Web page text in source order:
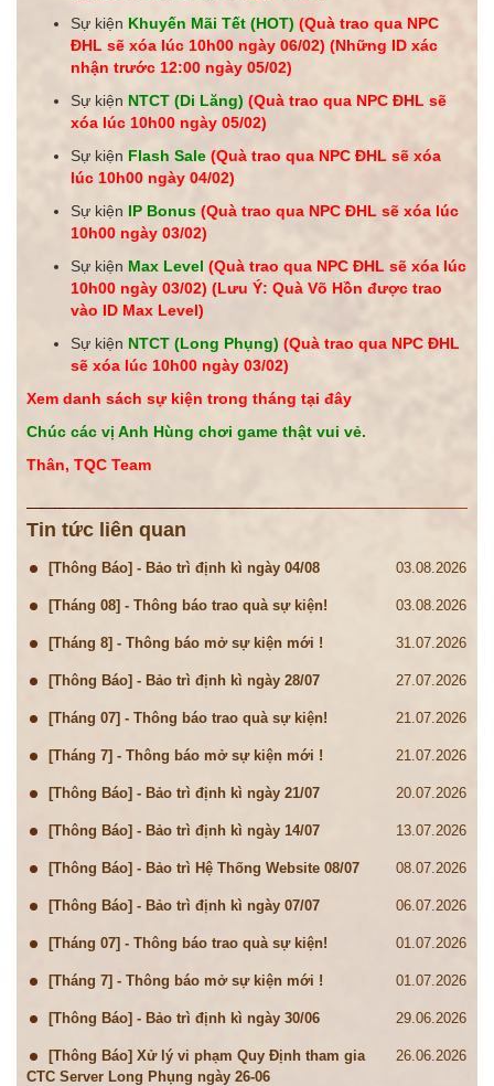
Sự kiện Khuyến Mãi Tết (HOT)(Quà trao qua NPC
ĐHL sẽ xóa lúc 10h00 ngày 06/02) (Những ID xác
nhận trước 12:00 ngày 05/02)
Sự kiện NTCT (Di Lăng)(Quà trao qua NPC ĐHL sẽ
xóa lúc 10h00 ngày 05/02)
Sự kiện Flash Sale(Quà trao qua NPC ĐHL sẽ xóa
lúc 10h00 ngày04/02)
Sự kiện IP Bonus(Quà trao qua NPC ĐHL sẽ xóa lúc
10h00 ngày03/02)
Sự kiện Max Level(Quà trao qua NPC ĐHL sẽ xóa lúc
10h00 ngày03/02) (Lưu Ý: Quà Võ Hồn được trao
vào ID Max Level)
Sự kiện NTCT (Long Phụng)(Quà trao qua NPC ĐHL
sẽ xóa lúc 10h00 ngày 03/02)
Xem danh sách sự kiện trong tháng tại đây
Chúc các vị Anh Hùng chơi game thật vui vẻ.
Thân, TQC Team
Tin tức liên quan
[Thông Báo] - Bảo trì định kì ngày 04/08 03.08.2026
[Tháng 08] - Thông báo trao quà sự kiện! 03.08.2026
[Tháng 8] - Thông báo mở sự kiện mới ! 31.07.2026
[Thông Báo] - Bảo trì định kì ngày 28/07 27.07.2026
[Tháng 07] - Thông báo trao quà sự kiện! 21.07.2026
[Tháng 7] - Thông báo mở sự kiện mới ! 21.07.2026
[Thông Báo] - Bảo trì định kì ngày 21/07 20.07.2026
[Thông Báo] - Bảo trì định kì ngày 14/07 13.07.2026
[Thông Báo] - Bảo trì Hệ Thống Website 08/07 08.07.2026
[Thông Báo] - Bảo trì định kì ngày 07/07 06.07.2026
[Tháng 07] - Thông báo trao quà sự kiện! 01.07.2026
[Tháng 7] - Thông báo mở sự kiện mới ! 01.07.2026
[Thông Báo] - Bảo trì định kì ngày 30/06 29.06.2026
[Thông Báo] Xử lý vi phạm Quy Định tham gia
CTC Server Long Phụng ngày 26-06
26.06.2026